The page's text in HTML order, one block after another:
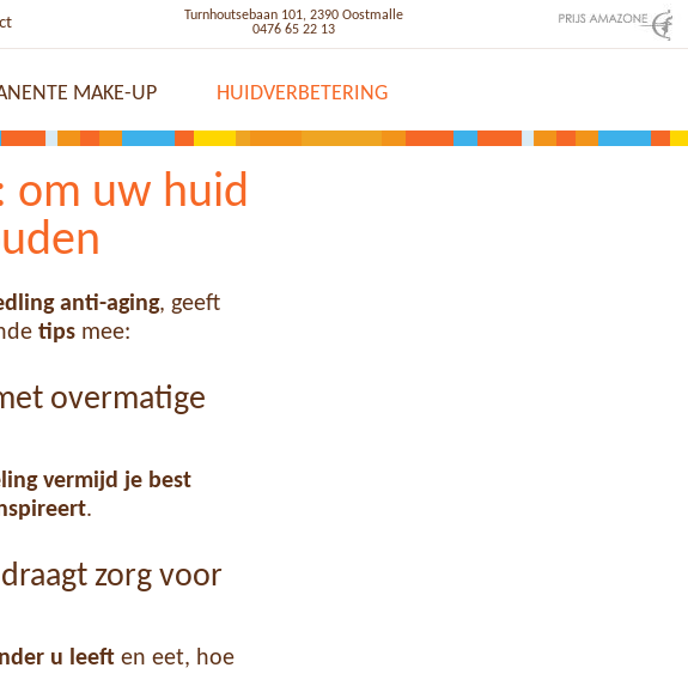
Turnhoutsebaan 101, 2390 Oostmalle
0476 65 22 13
MAKE-UP HUIDVERBETERING
om uw huid
anti-aging, geeft
tips mee:
overmatige
vermijd je best
.
zorg voor
u leeft en eet, hoe